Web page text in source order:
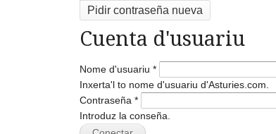
Pidir contraseña nueva
Cuenta d'usuariu
Nome d'usuariu *
Inxerta'l to nome d'usuariu d'Asturies.com.
Contraseña *
Introduz la conseña.